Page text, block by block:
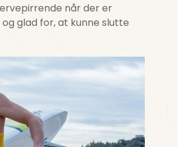
når der er
glad for, at kunne slutte